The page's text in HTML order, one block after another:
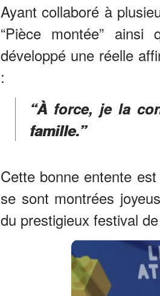
Ayant collaboré à
“Pièce montée”
développé une réelle
:
“À force, je la
famille.”
Cette bonne entente
se sont montrées
du prestigieux festival